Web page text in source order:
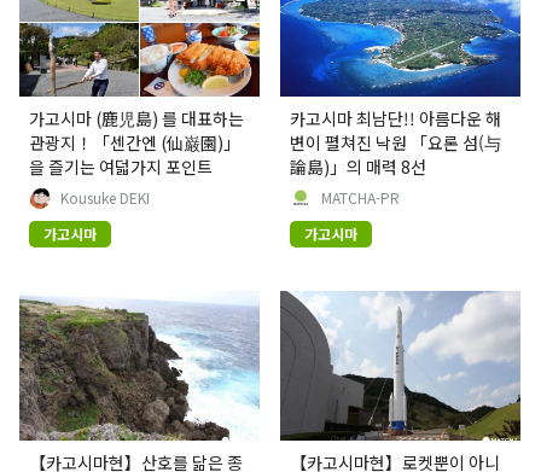
가고시마 (鹿児島) 를 대표하는
관광지！「센간엔 (仙巌園)」
을 즐기는 여덟가지 포인트
Kousuke DEKI
가고시마
카고시마 최남단!! 아름다운 해
변이 펼쳐진 낙원 「요론 섬(与
論島)」의 매력 8선
MATCHA-PR
가고시마
【카고시마현】산호를 닮은 종 【카고시마현】로켓뿐이 아니